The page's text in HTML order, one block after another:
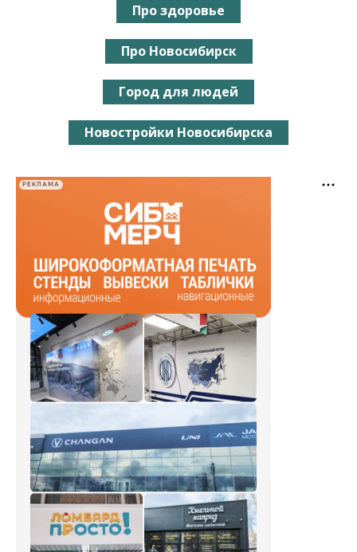
Про здоровье
Про Новосибирск
Город для людей
Новостройки Новосибирска
РЕКЛАМА